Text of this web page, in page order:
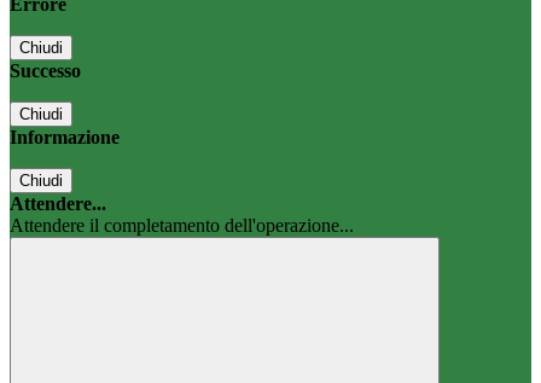
Errore
Chiudi
Successo
Chiudi
Informazione
Chiudi
Attendere...
Attendere il completamento dell'operazione...